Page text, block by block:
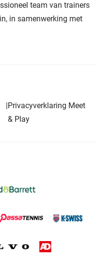
team van trainers
in samenwerking met
|Privacyverklaring Meet
& Play